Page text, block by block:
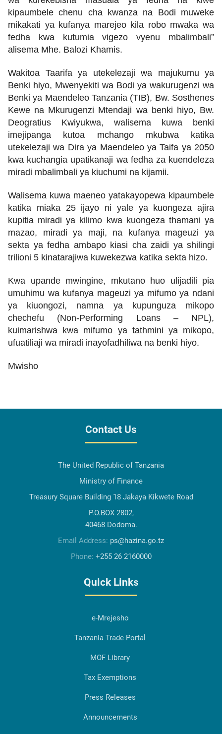
kipaumbele chenu cha kwanza na Bodi muweke
mikakati ya kufanya marejeo kila robo mwaka wa
fedha kwa kutumia vigezo vyenu mbalimbali”
alisema Mhe. Balozi Khamis.
Wakitoa Taarifa ya utekelezaji wa majukumu ya
Benki hiyo, Mwenyekiti wa Bodi ya wakurugenzi wa
Benki ya Maendeleo Tanzania (TIB), Bw. Sosthenes
Kewe na Mkurugenzi Mtendaji wa benki hiyo, Bw.
Deogratius Kwiyukwa, walisema kuwa benki
imejipanga kutoa mchango mkubwa katika
utekelezaji wa Dira ya Maendeleo ya Taifa ya 2050
kwa kuchangia upatikanaji wa fedha za kuendeleza
miradi mbalimbali ya kiuchumi na kijamii.
Walisema kuwa maeneo yatakayopewa kipaumbele
katika miaka 25 ijayo ni yale ya kuongeza ajira
kupitia miradi ya kilimo kwa kuongeza thamani ya
mazao, miradi ya maji, na kufanya mageuzi ya
sekta ya fedha ambapo kiasi cha zaidi ya shilingi
trilioni 5 kinatarajiwa kuwekezwa katika sekta hizo.
Kwa upande mwingine, mkutano huo ulijadili pia
umuhimu wa kufanya mageuzi ya mifumo ya ndani
ya kiuongozi, namna ya kupunguza mikopo
chechefu (Non-Performing Loans – NPL),
kuimarishwa kwa mifumo ya tathmini ya mikopo,
ufuatiliaji wa miradi inayofadhiliwa na benki hiyo.
Mwisho
Contact Us
The United Republic of Tanzania
Ministry of Finance
Treasury Square Building 18 Jakaya Kikwete Road
P.O.BOX 2802,
40468 Dodoma.
Email Address: ps@hazina.go.tz
Phone: +255 26 2160000
Quick Links
e-Mrejesho
Tanzania Trade Portal
MOF Library
Tax Exemptions
Press Releases
Announcements